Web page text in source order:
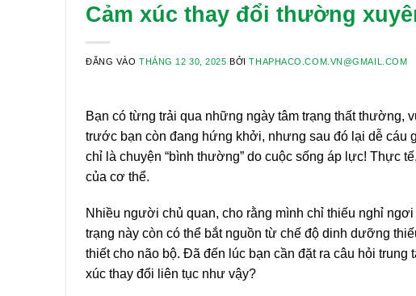
Cảm xúc thay đổi thường
ĐĂNG VÀOTHÁNG 12 30, 2025 BỞITHAPHACO.COM.VN@GMAIL.COM
Bạn có từng trải qua những ngày tâm trạng thất thường,
trước bạn còn đang hứng khởi, nhưng sau đó lại dễ cáu
chỉ là chuyện “bình thường” do cuộc sống áp lực! Thực
của cơ thể.
Nhiều người chủ quan, cho rằng mình chỉ thiếu nghỉ
trạng này còn có thể bắt nguồn từ chế độ dinh dưỡng
thiết cho não bộ. Đã đến lúc bạn cần đặt ra câu hỏi
xúc thay đổi liên tục như vậy?